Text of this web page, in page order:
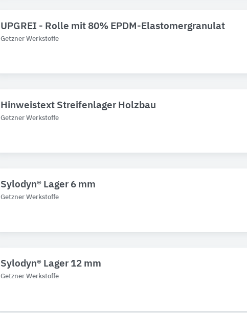
UPGREI - Rolle mit 80% EPDM-Elastomergranulat
Getzner Werkstoffe
Hinweistext Streifenlager Holzbau
Getzner Werkstoffe
Sylodyn® Lager 6 mm
Getzner Werkstoffe
Sylodyn® Lager 12 mm
Getzner Werkstoffe